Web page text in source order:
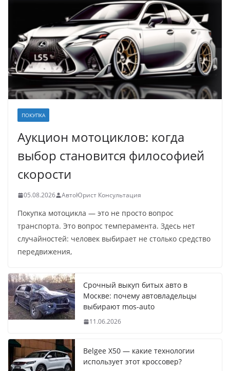
ПОКУПКА
Аукцион мотоциклов: когда
выбор становится философией
скорости
05.08.2026 АвтоЮрист Консультация
Покупка мотоцикла — это не просто вопрос
транспорта. Это вопрос темперамента. Здесь нет
случайностей: человек выбирает не столько средство
передвижения,
Срочный выкуп битых авто в
Москве: почему автовладельцы
выбирают mos-auto
11.06.2026
Belgee X50 — какие технологии
использует этот кроссовер?